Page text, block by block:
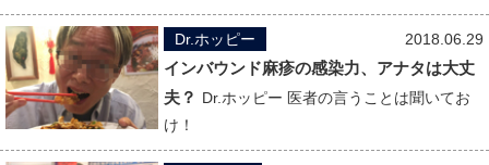
2018.06.29
Dr.ホッピー
インバウンド麻疹の感染力、アナタは大丈
夫？ Dr.ホッピー 医者の言うことは聞いてお
け！